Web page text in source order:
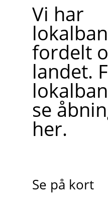
Vi har
fordelt
landet.
se
her.
Se på kort